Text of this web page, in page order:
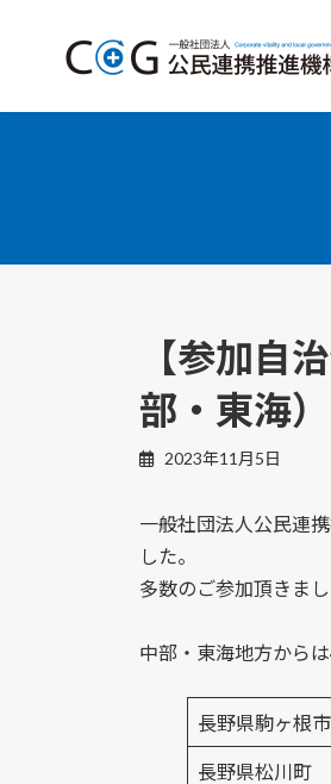
プ
動
【参加自
部・東海）
2023年11月5日
一般社団法人公民連
した。
多数のご参加頂きま
中部・東海地方から
長野県駒ヶ根市
長野県松川町